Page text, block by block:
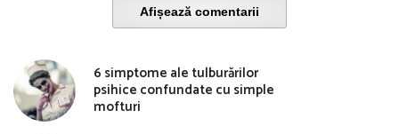
Afișează comentarii
6 simptome ale tulburărilor
psihice confundate cu simple
mofturi